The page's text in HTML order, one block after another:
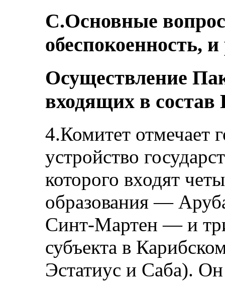
C.Основные
обеспокоенность,
Осуществление
входящих в состав
4.Комитет отмечает
устройство
которого входят
образования —
Синт-Мартен — и
субъекта в
Эстатиус и Саба).